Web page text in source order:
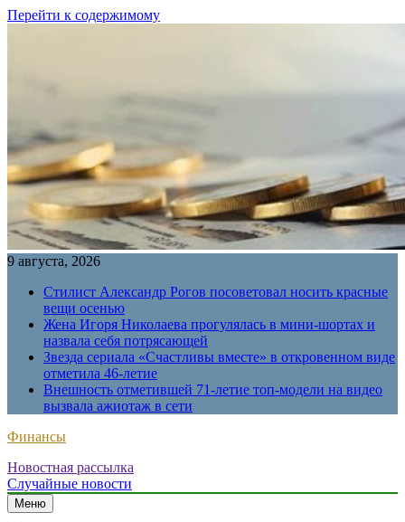
Перейти к содержимому
9 августа, 2026
Стилист Александр Рогов посоветовал носить красные
вещи осенью
Жена Игоря Николаева прогулялась в мини-шортах и
назвала себя потрясающей
Звезда сериала «Счастливы вместе» в откровенном виде
отметила 46-летие
Внешность отметившей 71-летие топ-модели на видео
вызвала ажиотаж в сети
Финансы
Новостная рассылка
Случайные новости
Меню